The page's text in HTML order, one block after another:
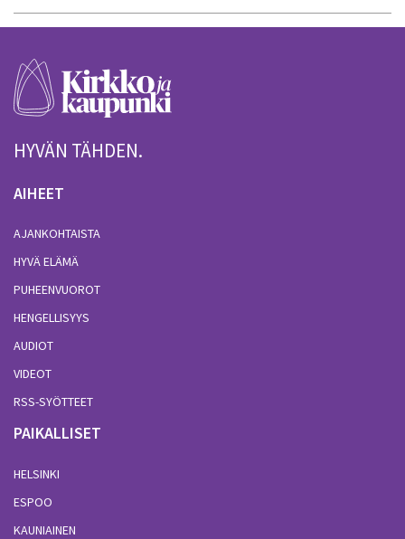
HYVÄN TÄHDEN.
AIHEET
AJANKOHTAISTA
HYVÄ ELÄMÄ
PUHEENVUOROT
HENGELLISYYS
AUDIOT
VIDEOT
RSS-SYÖTTEET
PAIKALLISET
HELSINKI
ESPOO
KAUNIAINEN